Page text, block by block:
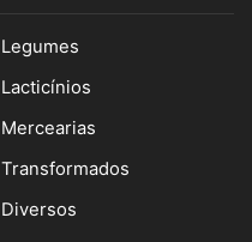
Legumes
Lacticínios
Mercearias
Transformados
Diversos